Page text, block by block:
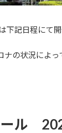
下記日程にて
ナの状況によっ
ル